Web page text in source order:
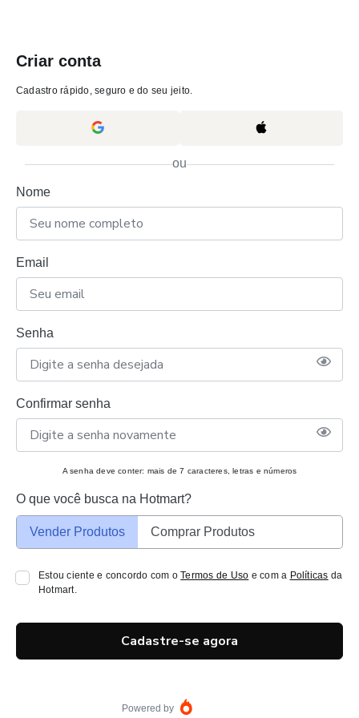
Criar conta
Cadastro rápido, seguro e do seu jeito.
ou
Nome
Email
Senha
Confirmar senha
A senha deve conter: mais de 7 caracteres, letras e números
O que você busca na Hotmart?
Vender Produtos Comprar Produtos
Estou ciente e concordo com oTermos de Uso e com a Políticas da
Hotmart.
Cadastre-se agora
Powered by